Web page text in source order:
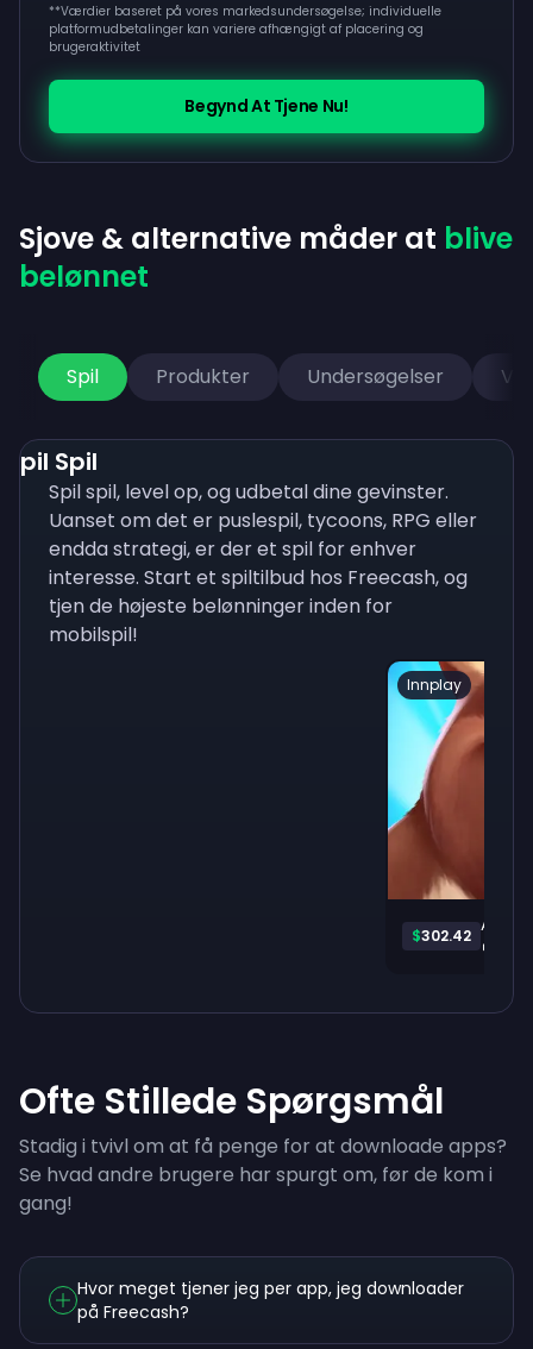
**Værdier baseret på vores markedsundersøgelse; individuelle
platformudbetalinger kan variere afhængigt af placering og
brugeraktivitet
Begynd At Tjene Nu!
Sjove & alternative måder at blive
belønnet
Spil Produkter Undersøgelser
Spil Spil
Spil spil, level op, og udbetal dine gevinster.
Uanset om det er puslespil, tycoons, RPG eller
endda strategi, er der et spil for enhver
interesse. Start et spiltilbud hos Freecash, og
tjen de højeste belønninger inden for
mobilspil!
Innplay
$302.42
Ofte Stillede Spørgsmål
Stadig i tvivl om at få penge for at downloade apps?
Se hvad andre brugere har spurgt om, før de kom i
gang!
Hvor meget tjener jeg per app, jeg downloader
på Freecash?